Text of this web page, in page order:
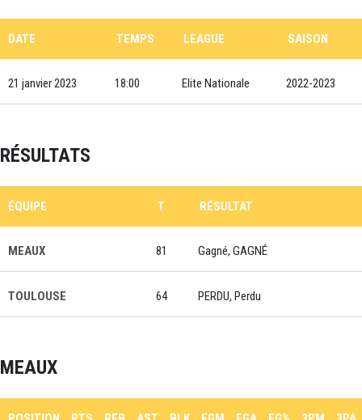
DATE TEMPS LEAGUE SAISON
21 janvier 2023 18:00 Elite Nationale 2022-2023
RÉSULTATS
ÉQUIPE T RÉSULTAT
MEAUX 81 Gagné, GAGNÉ
TOULOUSE 64 PERDU, Perdu
MEAUX